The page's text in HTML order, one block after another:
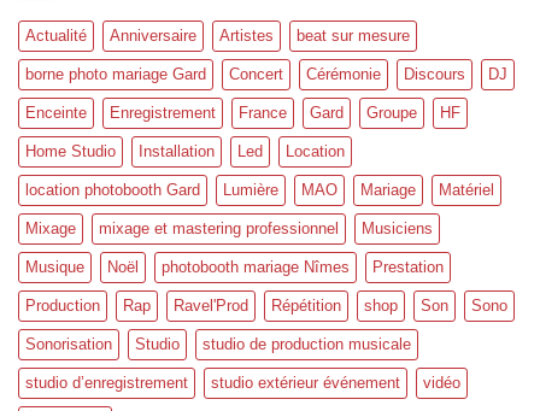
Actualité Anniversaire Artistes beat sur mesure
borne photo mariage Gard Concert Cérémonie Discours DJ
Enceinte Enregistrement France Gard Groupe HF
Home Studio Installation Led Location
location photobooth Gard Lumière MAO Mariage Matériel
Mixage mixage et mastering professionnel Musiciens
Musique Noël photobooth mariage Nîmes Prestation
Production Rap Ravel'Prod Répétition shop Son Sono
Sonorisation Studio studio de production musicale
studio d’enregistrement studio extérieur événement vidéo